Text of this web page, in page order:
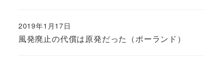
風発廃止の代償は原発だった（ポーランド）
2019年1月17日